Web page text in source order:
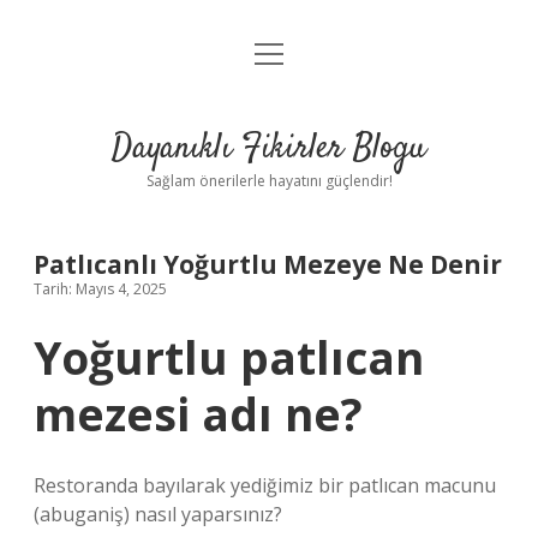
Anasayfa
Yasal Uyarı
menüyü
Dayanıklı Fikirler Blogu
Sağlam önerilerle hayatını güçlendir!
Patlıcanlı Yoğurtlu Mezeye Ne Denir
Tarih: Mayıs 4, 2025
Yoğurtlu patlıcan
mezesi adı ne?
Restoranda bayılarak yediğimiz bir patlıcan macunu
(abuganiş) nasıl yaparsınız?